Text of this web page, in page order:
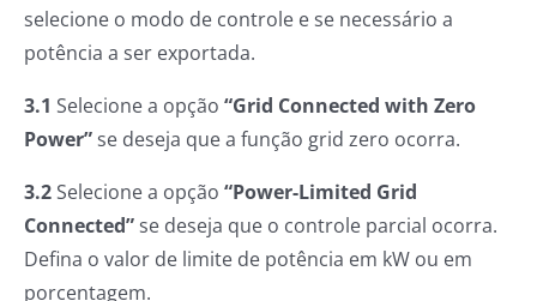
selecione o modo de controle e se necessário a
potência a ser exportada.
3.1 Selecione a opção “Grid Connected with Zero
Power”se deseja que a função grid zero ocorra.
3.2Selecione a opção “Power-Limited Grid
Connected”se deseja que o controle parcial ocorra.
Defina o valor de limite de potência em kW ou em
porcentagem.